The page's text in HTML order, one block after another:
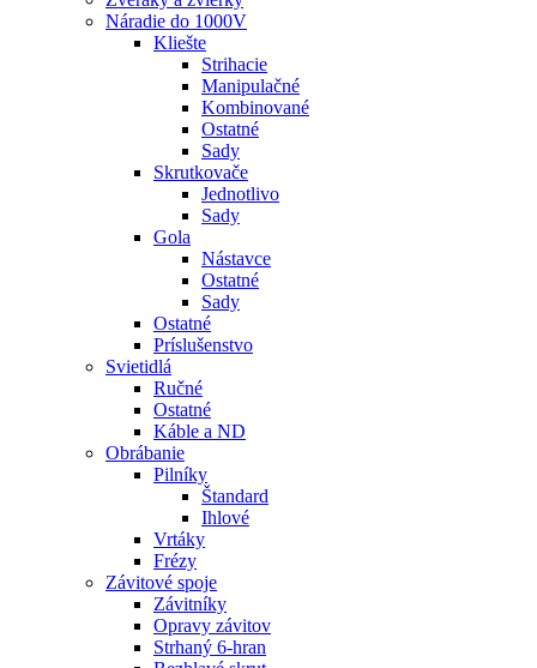
Náradie do 1000V
Kliešte
Strihacie
Manipulačné
Kombinované
Ostatné
Sady
Skrutkovače
Jednotlivo
Sady
Gola
Nástavce
Ostatné
Sady
Ostatné
Príslušenstvo
Svietidlá
Ručné
Ostatné
Káble a ND
Obrábanie
Pilníky
Štandard
Ihlové
Vrtáky
Frézy
Závitové spoje
Závitníky
Opravy závitov
Strhaný 6-hran